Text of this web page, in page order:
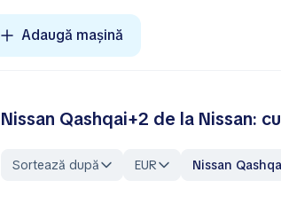
Adaugă mașină
Nissan Qashqai+2 de la Nissan:
Sortează după EUR Nissan